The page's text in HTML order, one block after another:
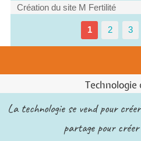
Création du site M Fertilité
1 2 3
Technologie
La technologie se vend pour
partage pour